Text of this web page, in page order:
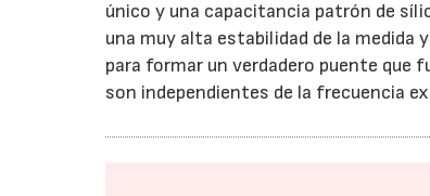
único y una capacitancia patrón de
una muy alta estabilidad de la medida
para formar un verdadero puente que
son independientes de la frecuencia